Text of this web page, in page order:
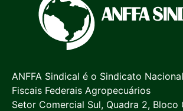
ANFFA Sindical é o Sindicato
Fiscais Federais Agropecuários
Setor Comercial Sul, Quadra 2, Bloco